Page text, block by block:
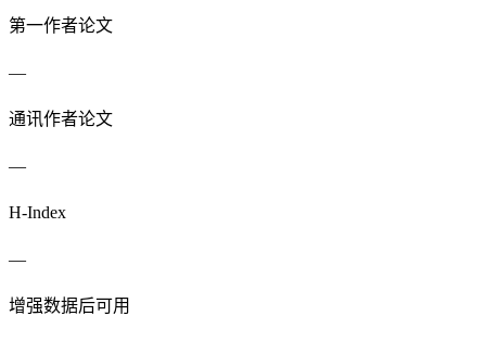
第一作者论文
—
通讯作者论文
—
H-Index
—
增强数据后可用